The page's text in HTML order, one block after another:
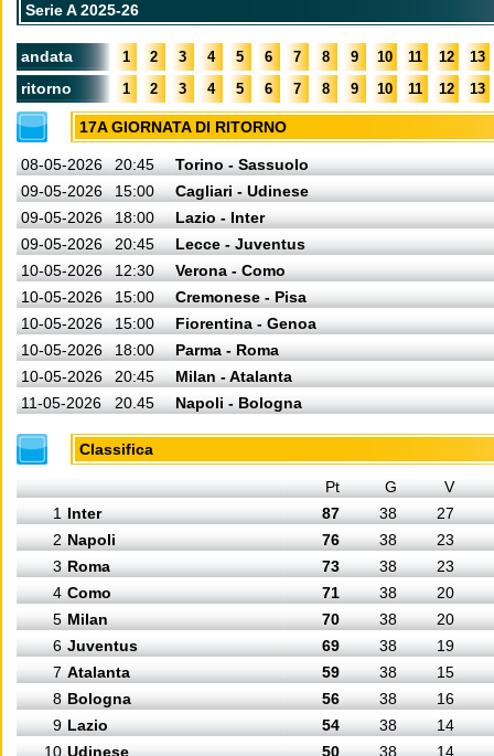
Serie A 2025-26
andata 1 2 3 4 5 6 7 8 9 10 11 12 13
ritorno 1 2 3 4 5 6 7 8 9 10 11 12 13
17A GIORNATA DI RITORNO
08-05-2026 20:45
Torino - Sassuolo
09-05-2026
15:00
Cagliari - Udinese
09-05-2026
18:00
Lazio - Inter
09-05-2026
20:45
Lecce - Juventus
10-05-2026
12:30
Verona - Como
10-05-2026
15:00
Cremonese - Pisa
10-05-2026
15:00
Fiorentina - Genoa
10-05-2026
18:00
Parma - Roma
10-05-2026
20:45
Milan - Atalanta
11-05-2026
20.45 Napoli - Bologna
Classifica
Pt G
V
1 Inter 87 38
27
2 Napoli 76 38
23
3 Roma 73 38
23
4 Como 71 38
20
5 Milan 70 38
20
6 Juventus 69 38
19
7 Atalanta 59 38
15
8 Bologna 56 38
16
9 Lazio 54 38
14
10 Udinese 50 38
14